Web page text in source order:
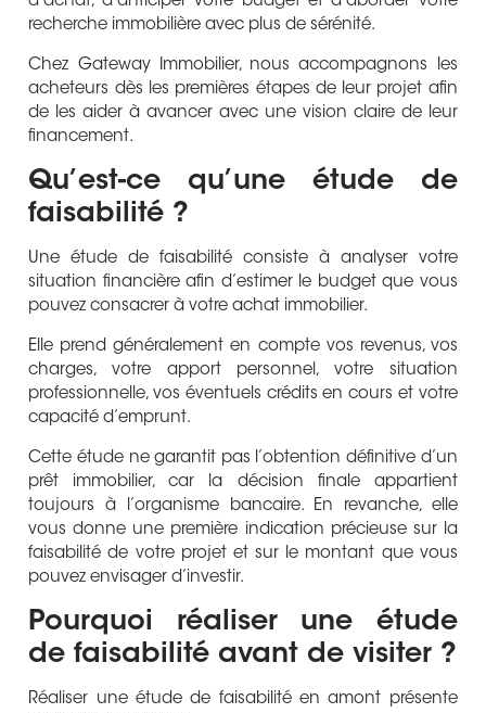
recherche immobilière avec plus de sérénité.
Chez Gateway Immobilier, nous accompagnons les
acheteurs dès les premières étapes de leur projet afin
de les aider à avancer avec une vision claire de leur
financement.
Qu’est-ce qu’une étude de
faisabilité ?
Une étude de faisabilité consiste à analyser votre
situation financière afin d’estimer le budget que vous
pouvez consacrer à votre achat immobilier.
Elle prend généralement en compte vos revenus, vos
charges, votre apport personnel, votre situation
professionnelle, vos éventuels crédits en cours et votre
capacité d’emprunt.
Cette étude ne garantit pas l’obtention définitive d’un
prêt immobilier, car la décision finale appartient
toujours à l’organisme bancaire. En revanche, elle
vous donne une première indication précieuse sur la
faisabilité de votre projet et sur le montant que vous
pouvez envisager d’investir.
Pourquoi réaliser une étude
de faisabilité avant de visiter ?
Réaliser une étude de faisabilité en amont présente